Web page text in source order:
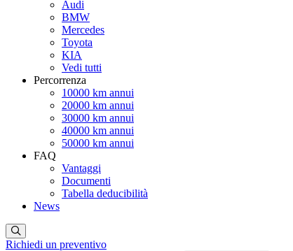
Audi
BMW
Mercedes
Toyota
KIA
Vedi tutti
Percorrenza
10000 km annui
20000 km annui
30000 km annui
40000 km annui
50000 km annui
FAQ
Vantaggi
Documenti
Tabella deducibilità
News
Richiedi un preventivo